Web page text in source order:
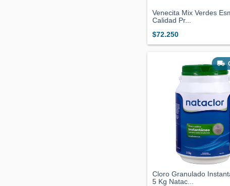
Venecita Mix Verdes
Calidad Pr...
$72.250
Cloro Granulado
5 Kg Natac...